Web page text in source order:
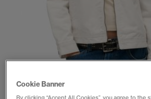
3 5
Cookie Banner